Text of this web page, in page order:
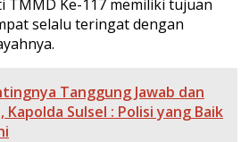
TMMD Ke-117 memiliki tujuan
selalu teringat dengan
Tanggung Jawab dan
Sulsel : Polisi yang Baik